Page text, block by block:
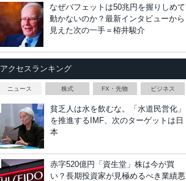
なぜバフェットは50兆円を握りしめて
動かないのか？最新インタビューから
見えた次の一手＝栫井駿介
アクセスランキング
ニュース 株式 FX・先物 ビジネス
貧乏人は水を飲むな。「水道民営化」
を推進するIMF、次のターゲットは日
本
赤字520億円「資生堂」株は今が買
い？長期投資家が見極めるべき業績悪